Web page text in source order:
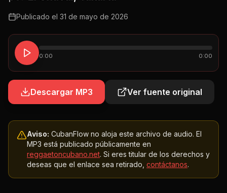
Publicado el 31 de mayo de 2026
0:00 0:00
Descargar MP3 Ver fuente original
Aviso: CubanFlow no aloja este archivo de audio. El
MP3 está publicado públicamente en
reggaetoncubano.net. Si eres titular de los derechos y
deseas que el enlace sea retirado, contáctanos.